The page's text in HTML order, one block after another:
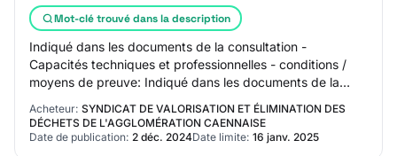
Mot-clé trouvé dans la description
Indiqué dans les documents de la consultation -
Capacités techniques et professionnelles - conditions /
moyens de preuve: Indiqué dans les documents de la
consultation Date limite de réception des pl…
Acheteur: SYNDICAT DE VALORISATION ET ÉLIMINATION DES
DÉCHETS DE L'AGGLOMÉRATION CAENNAISE
Date de publication: 2 déc. 2024Date limite: 16 janv. 2025